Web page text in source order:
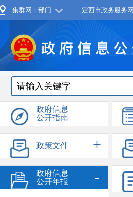
集群网：部门 | 定西市政务服务网
政府信息
公开指南
政策文件 +
政府信息
公开年报
-